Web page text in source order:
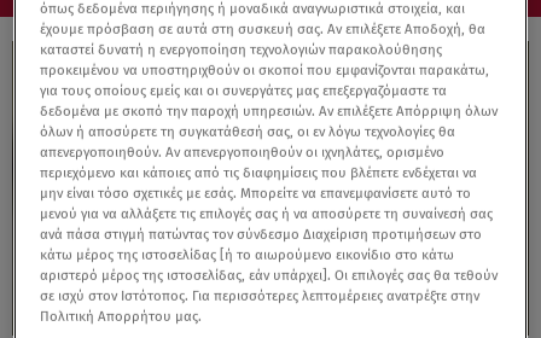
όπως δεδομένα περιήγησης ή μοναδικά αναγνωριστικά στοιχεία, και
έχουμε πρόσβαση σε αυτά στη συσκευή σας. Αν επιλέξετε Αποδοχή, θα
καταστεί δυνατή η ενεργοποίηση τεχνολογιών παρακολούθησης
προκειμένου να υποστηριχθούν οι σκοποί που εμφανίζονται παρακάτω,
για τους οποίους εμείς και οι συνεργάτες μας επεξεργαζόμαστε τα
δεδομένα με σκοπό την παροχή υπηρεσιών. Αν επιλέξετε Απόρριψη όλων
όλων ή αποσύρετε τη συγκατάθεσή σας, οι εν λόγω τεχνολογίες θα
απενεργοποιηθούν. Αν απενεργοποιηθούν οι ιχνηλάτες, ορισμένο
περιεχόμενο και κάποιες από τις διαφημίσεις που βλέπετε ενδέχεται να
μην είναι τόσο σχετικές με εσάς. Μπορείτε να επανεμφανίσετε αυτό το
μενού για να αλλάξετε τις επιλογές σας ή να αποσύρετε τη συναίνεσή σας
ανά πάσα στιγμή πατώντας τον σύνδεσμο Διαχείριση προτιμήσεων στο
κάτω μέρος της ιστοσελίδας [ή το αιωρούμενο εικονίδιο στο κάτω
αριστερό μέρος της ιστοσελίδας, εάν υπάρχει]. Οι επιλογές σας θα τεθούν
σε ισχύ στον Ιστότοπος. Για περισσότερες λεπτομέρειες ανατρέξτε στην
Πολιτική Απορρήτου μας.